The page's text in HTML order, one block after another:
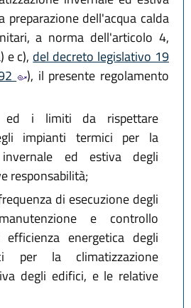
preparazione dell'acqua calda
a norma dell'articolo 4,
e c), del decreto legislativo 19
), il presente regolamento
ed i limiti da rispettare
impianti termici per la
invernale ed estiva degli
responsabilità;
di esecuzione degli
e controllo
energetica degli
per la climatizzazione
degli edifici, e le relative